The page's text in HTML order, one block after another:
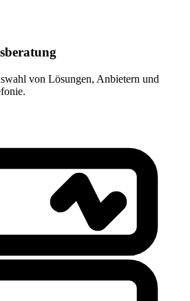
von Lösungen, Anbietern und